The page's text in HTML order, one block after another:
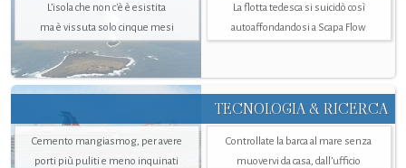
L’isola che non c'è è esistita
ma è vissuta solo cinque mesi
La flotta tedesca si suicidò così
autoaffondandosi a Scapa Flow
TECNOLOGIA & RICERCA
Cemento mangiasmog, per avere
porti più puliti e meno inquinati
Controllate la barca al mare senza
muovervi da casa, dall’ufficio